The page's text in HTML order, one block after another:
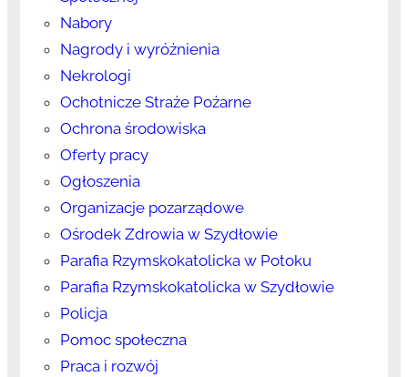
Nabory
Nagrody i wyróżnienia
Nekrologi
Ochotnicze Straże Pożarne
Ochrona środowiska
Oferty pracy
Ogłoszenia
Organizacje pozarządowe
Ośrodek Zdrowia w Szydłowie
Parafia Rzymskokatolicka w Potoku
Parafia Rzymskokatolicka w Szydłowie
Policja
Pomoc społeczna
Praca i rozwój